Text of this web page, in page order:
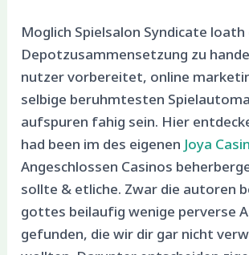
Moglich Spielsalon Syndicate loath
Depotzusammensetzung zu
nutzer vorbereitet, online
selbige beruhmtesten
aufspuren fahig sein. Hier
had been im des eigenenJoya
Angeschlossen Casinos
sollte & etliche. Zwar die autoren
gottes beilaufig wenige perverse
gefunden, die wir dir gar nicht